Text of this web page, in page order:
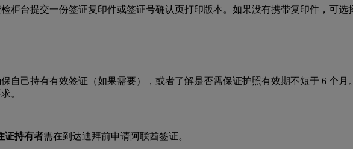
柜台提交一份签证复印件或签证号确认页打印版本。如果没有携带复印件，可
自己持有有效签证（如果需要），或者了解是否需保证护照有效期不短于 6 个
。
证持有者需在到达迪拜前申请阿联酋签证。